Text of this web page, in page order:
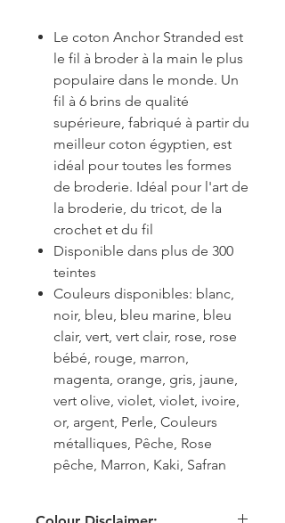
Le coton Anchor Stranded est
le fil à broder à la main le plus
populaire dans le monde. Un
fil à 6 brins de qualité
supérieure, fabriqué à partir du
meilleur coton égyptien, est
idéal pour toutes les formes
de broderie. Idéal pour l'art de
la broderie, du tricot, de la
crochet et du fil
Disponible dans plus de 300
teintes
Couleurs disponibles: blanc,
noir, bleu, bleu marine, bleu
clair, vert, vert clair, rose, rose
bébé, rouge, marron,
magenta, orange, gris, jaune,
vert olive, violet, violet, ivoire,
or, argent, Perle, Couleurs
métalliques, Pêche, Rose
pêche, Marron, Kaki, Safran